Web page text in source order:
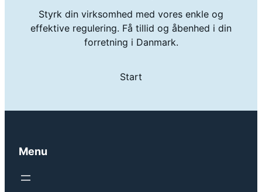
Styrk din virksomhed med vores enkle og
effektive regulering. Få tillid og åbenhed i din
forretning i Danmark.
Start
Menu